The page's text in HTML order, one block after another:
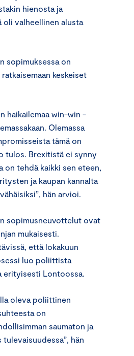
hienosta ja
valheellinen alusta
sopimuksessa on
keskeiset
haikailemaa win-win -
Olemassa
tämä on
tulos. Brexitistä ei synny
on tehdä kaikki sen eteen,
ja kaupan kannalta
hän arvioi.
sopimusneuvottelut ovat
mukaisesti.
että lokakuun
luo poliittista
erityisesti Lontoossa.
oleva poliittinen
on
saumaton ja
tulevaisuudessa”, hän